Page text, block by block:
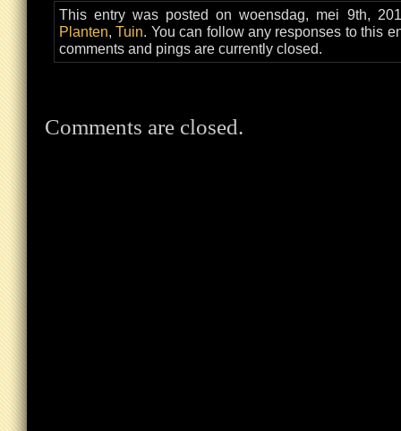
This entry was posted on woensdag, mei 9th,
Planten,Tuin. You can follow any responses to this
comments and pings are currently closed.
Comments are closed.